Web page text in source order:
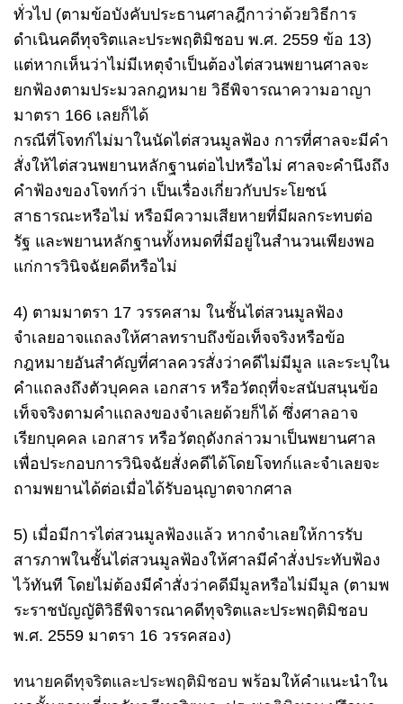
ทั่วไป (ตามข้อบังคับประธานศาลฎีกาว่าด้วยวิธีการ
ดำเนินคดีทุจริตและประพฤติมิชอบ พ.ศ. 2559 ข้อ 13)
แต่หากเห็นว่าไม่มีเหตุจำเป็นต้องไต่สวนพยานศาลจะ
ยกฟ้องตามประมวลกฎหมาย วิธีพิจารณาความอาญา
มาตรา 166 เลยก็ได้
กรณีที่โจทก์ไม่มาในนัดไต่สวนมูลฟ้อง การที่ศาลจะมีคำ
สั่งให้ไต่สวนพยานหลักฐานต่อไปหรือไม่ ศาลจะคำนึงถึง
คำฟ้องของโจทก์ว่า เป็นเรื่องเกี่ยวกับประโยชน์
สาธารณะหรือไม่ หรือมีความเสียหายที่มีผลกระทบต่อ
รัฐ และพยานหลักฐานทั้งหมดที่มีอยู่ในสำนวนเพียงพอ
แก่การวินิจฉัยคดีหรือไม่
4) ตามมาตรา 17 วรรคสาม ในชั้นไต่สวนมูลฟ้อง
จำเลยอาจแถลงให้ศาลทราบถึงข้อเท็จจริงหรือข้อ
กฎหมายอันสำคัญที่ศาลควรสั่งว่าคดีไม่มีมูล และระบุใน
คำแถลงถึงตัวบุคคล เอกสาร หรือวัตถุที่จะสนับสนุนข้อ
เท็จจริงตามคำแถลงของจำเลยด้วยก็ได้ ซึ่งศาลอาจ
เรียกบุคคล เอกสาร หรือวัตถุดังกล่าวมาเป็นพยานศาล
เพื่อประกอบการวินิจฉัยสั่งคดีได้โดยโจทก์และจำเลยจะ
ถามพยานได้ต่อเมื่อได้รับอนุญาตจากศาล
5) เมื่อมีการไต่สวนมูลฟ้องแล้ว หากจำเลยให้การรับ
สารภาพในชั้นไต่สวนมูลฟ้องให้ศาลมีคำสั่งประทับฟ้อง
ไว้ทันที โดยไม่ต้องมีคำสั่งว่าคดีมีมูลหรือไม่มีมูล (ตามพ
ระราชบัญญัติวิธีพิจารณาคดีทุจริตและประพฤติมิชอบ
พ.ศ. 2559 มาตรา 16 วรรคสอง)
ทนายคดีทุจริตและประพฤติมิชอบ พร้อมให้คำแนะนำใน